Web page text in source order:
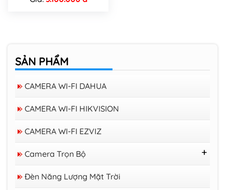
SẢN PHẨM
CAMERA WI-FI DAHUA
CAMERA WI-FI HIKVISION
CAMERA WI-FI EZVIZ
Camera Trọn Bộ
Trọn Bộ 08 Camera
Đèn Năng Lượng Mặt Trời